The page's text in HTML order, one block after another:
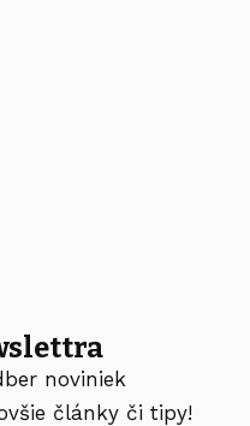
noviniek
články či tipy!